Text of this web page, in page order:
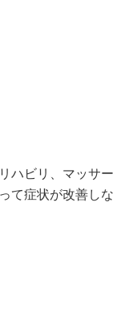
ハビリ、マッサー
て症状が改善しな